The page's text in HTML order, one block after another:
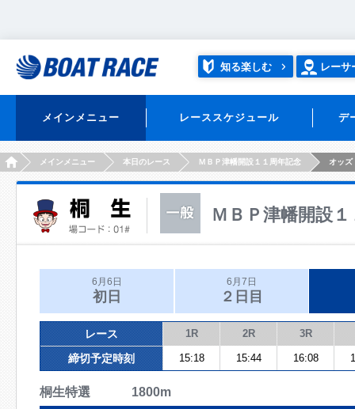
知る楽しむ レーサ
メインメニュー レーススケジュール デ
HOMEメインメニュー 本日のレース ＭＢＰ津幡開設１１周年記念 オッズ
ＭＢＰ津幡開設
6月6日
初日
6月7日
２日目
レース 1R 2R 3R
締切予定時刻 15:18 15:44 16:08
桐生特選 1800m